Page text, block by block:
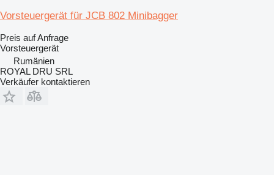
Vorsteuergerät für JCB 802 Minibagger
Preis auf Anfrage
Vorsteuergerät
Rumänien
ROYAL DRU SRL
Verkäufer kontaktieren